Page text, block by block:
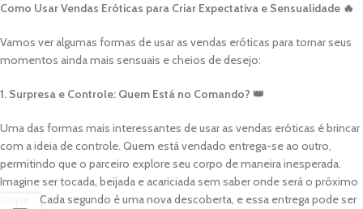
Como Usar Vendas Eróticas para Criar Expectativa e Sensualidade 🔥
Vamos ver algumas formas de usar as vendas eróticas para tornar seus
momentos ainda mais sensuais e cheios de desejo:
1. Surpresa e Controle: Quem Está no Comando? 👑
Uma das formas mais interessantes de usar as vendas eróticas é brincar
com a ideia de controle. Quem está vendado entrega-se ao outro,
permitindo que o parceiro explore seu corpo de maneira inesperada.
Imagine ser tocada, beijada e acariciada sem saber onde será o próximo
toque… Cada segundo é uma nova descoberta, e essa entrega pode ser